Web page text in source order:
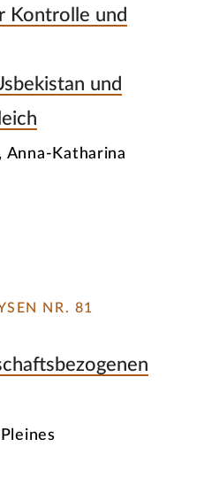
Kontrolle und
und
Anna-Katharina
NR. 81